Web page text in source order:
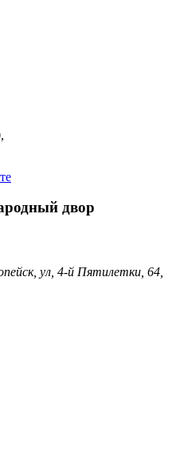
двор
ул, 4-й Пятилетки, 64,